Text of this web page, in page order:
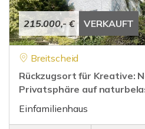
215.000,- € VERKAUFT
Breitscheid
Rückzugsort für Kreative:
Privatsphäre auf
Einfamilienhaus